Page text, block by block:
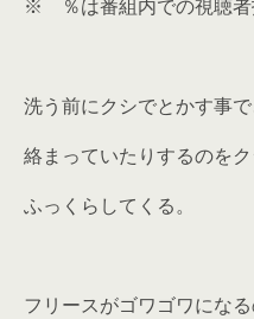
※ ％は番組内での視聴者
洗う前にクシでとかす事
絡まっていたりするのを
ふっくらしてくる。
フリースがゴワゴワにな